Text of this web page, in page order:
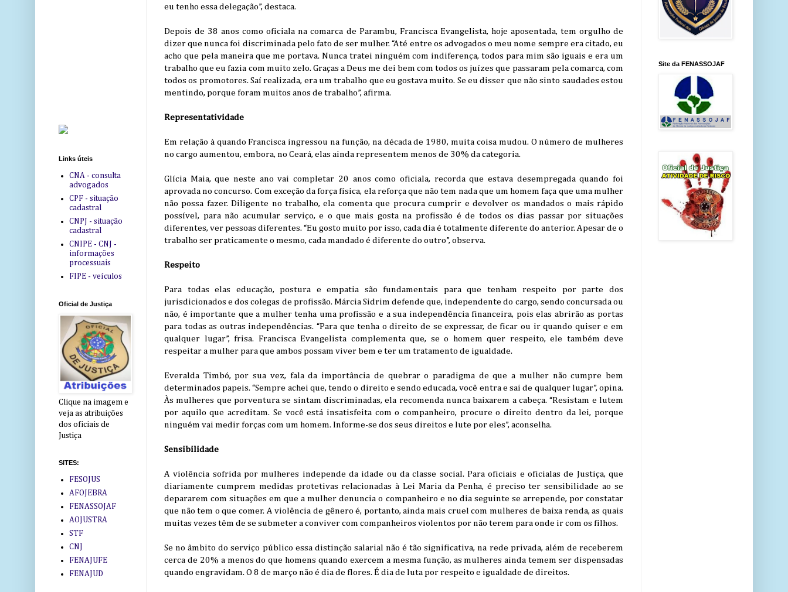
eu tenho essa delegação”, destaca.
Depois de 38 anos como oficiala na comarca de Parambu, Francisca Evangelista, hoje aposentada, tem orgulho de
dizer que nunca foi discriminada pelo fato de ser mulher. “Até entre os advogados o meu nome sempre era citado, eu
acho que pela maneira que me portava. Nunca tratei ninguém com indiferença, todos para mim são iguais e era um
trabalho que eu fazia com muito zelo. Graças a Deus me dei bem com todos os juízes que passaram pela comarca, com
todos os promotores. Saí realizada, era um trabalho que eu gostava muito. Se eu disser que não sinto saudades estou
mentindo, porque foram muitos anos de trabalho”, afirma.
Representatividade
Em relação à quando Francisca ingressou na função, na década de 1980, muita coisa mudou. O número de mulheres
no cargo aumentou, embora, no Ceará, elas ainda representem menos de 30% da categoria.
Glícia Maia, que neste ano vai completar 20 anos como oficiala, recorda que estava desempregada quando foi
aprovada no concurso. Com exceção da força física, ela reforça que não tem nada que um homem faça que uma mulher
não possa fazer. Diligente no trabalho, ela comenta que procura cumprir e devolver os mandados o mais rápido
possível, para não acumular serviço, e o que mais gosta na profissão é de todos os dias passar por situações
diferentes, ver pessoas diferentes. “Eu gosto muito por isso, cada dia é totalmente diferente do anterior. Apesar de o
trabalho ser praticamente o mesmo, cada mandado é diferente do outro”, observa.
Respeito
Para todas elas educação, postura e empatia são fundamentais para que tenham respeito por parte dos
jurisdicionados e dos colegas de profissão. Márcia Sidrim defende que, independente do cargo, sendo concursada ou
não, é importante que a mulher tenha uma profissão e a sua independência financeira, pois elas abrirão as portas
para todas as outras independências. “Para que tenha o direito de se expressar, de ficar ou ir quando quiser e em
qualquer lugar”, frisa. Francisca Evangelista complementa que, se o homem quer respeito, ele também deve
respeitar a mulher para que ambos possam viver bem e ter um tratamento de igualdade.
Everalda Timbó, por sua vez, fala da importância de quebrar o paradigma de que a mulher não cumpre bem
determinados papeis. “Sempre achei que, tendo o direito e sendo educada, você entra e sai de qualquer lugar”, opina.
Às mulheres que porventura se sintam discriminadas, ela recomenda nunca baixarem a cabeça. “Resistam e lutem
por aquilo que acreditam. Se você está insatisfeita com o companheiro, procure o direito dentro da lei, porque
ninguém vai medir forças com um homem. Informe-se dos seus direitos e lute por eles”, aconselha.
Sensibilidade
A violência sofrida por mulheres independe da idade ou da classe social. Para oficiais e oficialas de Justiça, que
diariamente cumprem medidas protetivas relacionadas à Lei Maria da Penha, é preciso ter sensibilidade ao se
depararem com situações em que a mulher denuncia o companheiro e no dia seguinte se arrepende, por constatar
que não tem o que comer. A violência de gênero é, portanto, ainda mais cruel com mulheres de baixa renda, as quais
muitas vezes têm de se submeter a conviver com companheiros violentos por não terem para onde ir com os filhos.
Se no âmbito do serviço público essa distinção salarial não é tão significativa, na rede privada, além de receberem
cerca de 20% a menos do que homens quando exercem a mesma função, as mulheres ainda temem ser dispensadas
quando engravidam. O 8 de março não é dia de flores. É dia de luta por respeito e igualdade de direitos.
Links úteis
CNA - consulta
advogados
CPF - situação
cadastral
CNPJ - situação
cadastral
CNIPE - CNJ -
informações
processuais
FIPE - veículos
Oficial de Justiça
Clique na imagem e
veja as atribuições
dos oficiais de
Justiça
SITES:
FESOJUS
AFOJEBRA
FENASSOJAF
AOJUSTRA
STF
CNJ
FENAJUFE
FENAJUD
Site da FENASSOJAF